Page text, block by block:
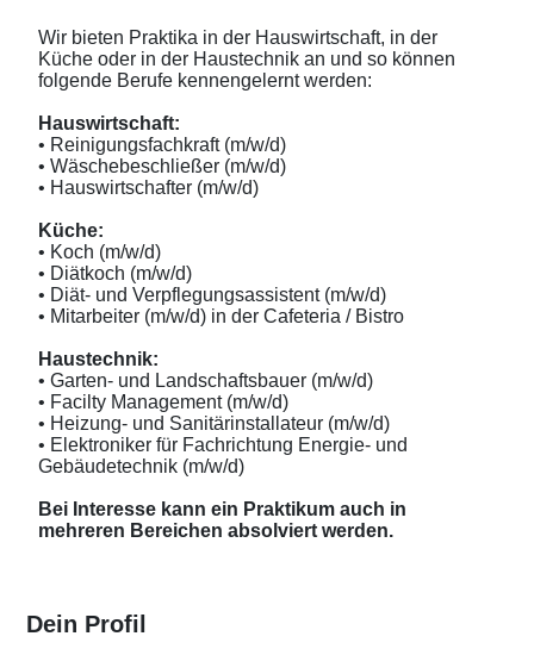
Wir bieten Praktika in der Hauswirtschaft, in der
Küche oder in der Haustechnik an und so können
folgende Berufe kennengelernt werden:
Hauswirtschaft:
• Reinigungsfachkraft (m/w/d)
• Wäschebeschließer (m/w/d)
• Hauswirtschafter (m/w/d)
Küche:
• Koch (m/w/d)
• Diätkoch (m/w/d)
• Diät- und Verpflegungsassistent (m/w/d)
• Mitarbeiter (m/w/d) in der Cafeteria / Bistro
Haustechnik:
• Garten- und Landschaftsbauer (m/w/d)
• Facilty Management (m/w/d)
• Heizung- und Sanitärinstallateur (m/w/d)
• Elektroniker für Fachrichtung Energie- und
Gebäudetechnik (m/w/d)
Bei Interesse kann ein Praktikum auch in
mehreren Bereichen absolviert werden.
Dein Profil